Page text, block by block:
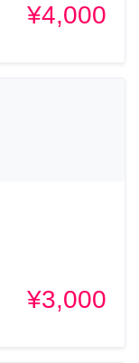
¥4,000
¥3,000